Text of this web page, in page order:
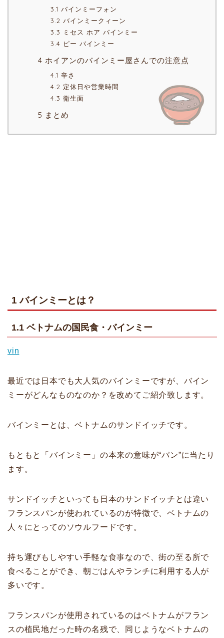
3.1 バインミーフォン
3.2 バインミークィーン
3.3 ミセス ホア バインミー
3.4 ピー バインミー
4 ホイアンのバインミー屋さんでの注意点
4.1 辛さ
4.2 定休日や営業時間
4.3 衛生面
5 まとめ
1 バインミーとは？
1.1 ベトナムの国民食・バインミー
vin
最近では日本でも大人気のバインミーですが、バイン
ミーがどんなものなのか？を改めてご紹介致します。
バインミーとは、ベトナムのサンドイッチです。
もともと「バインミー」の本来の意味が“パン”に当たり
ます。
サンドイッチといっても日本のサンドイッチとは違い
フランスパンが使われているのが特徴で、ベトナムの
人々にとってのソウルフードです。
持ち運びもしやすい手軽な食事なので、街の至る所で
食べることができ、朝ごはんやランチに利用する人が
多いです。
フランスパンが使用されているのはベトナムがフラン
スの植民地だった時の名残で、同じようなベトナムの